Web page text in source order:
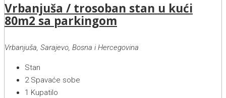
Vrbanjuša / trosoban stan u kući
80m2 sa parkingom
Vrbanjuša, Sarajevo, Bosna i Hercegovina
Stan
2 Spavaće sobe
1 Kupatilo